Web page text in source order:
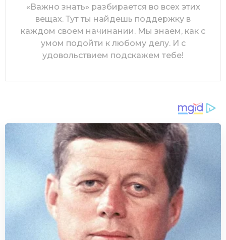
«Важно знать» разбирается во всех этих
вещах. Тут ты найдешь поддержку в
каждом своем начинании. Мы знаем, как с
умом подойти к любому делу. И с
удовольствием подскажем тебе!